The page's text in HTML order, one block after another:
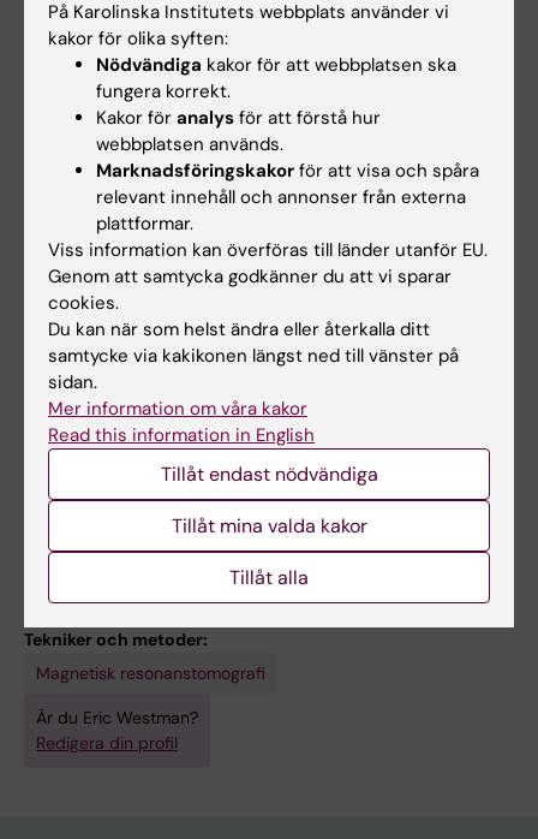
multivariatanalys med olika biomarkörer,
hoppas vi kunna diagnostisera AD och andra
sjukdomar på ett säkert sätt, samt att kunna
förutsäga vilka personer som kommer att
insjukna i framtiden. Dessa metoder kan på
sikt få ett högt diagnostiskt värde.
Länkar:
ORCID
Web of Science
NVS
Clinical Geriatrics
Westman group
Forskningsområden:
Geriatrik
Radiologi och bildbehandling
Artificiell intelligens
Magnetisk resonanstomografi
Positronemissionstomografi
Tekniker och metoder:
Magnetisk resonanstomografi
Är du Eric Westman?
Redigera din profil
På Karolinska Institutets webbplats använder vi
kakor för olika syften:
Nödvändiga kakor för att webbplatsen ska
fungera korrekt.
Kakor för analys för att förstå hur
webbplatsen används.
Marknadsföringskakor för att visa och spåra
relevant innehåll och annonser från externa
plattformar.
Viss information kan överföras till länder utanför EU.
Genom att samtycka godkänner du att vi sparar
cookies.
Du kan när som helst ändra eller återkalla ditt
samtycke via kakikonen längst ned till vänster på
sidan.
Mer information om våra kakor
Read this information in English
Tillåt endast nödvändiga
Tillåt mina valda kakor
Tillåt alla